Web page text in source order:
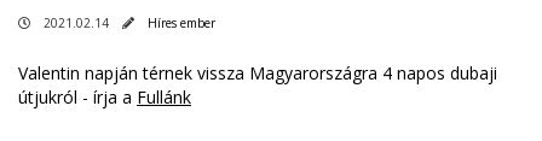
2021.02.14 Híres ember
Valentin napján térnek vissza Magyarországra 4 napos dubaji
útjukról - írja a Fullánk